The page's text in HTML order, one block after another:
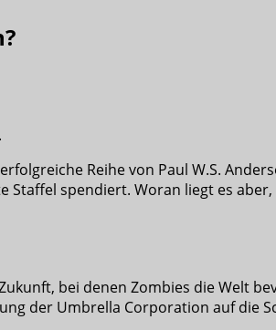
Reihe von Paul W.S.
spendiert. Woran liegt es
bei denen Zombies die Welt
der Umbrella Corporation auf die